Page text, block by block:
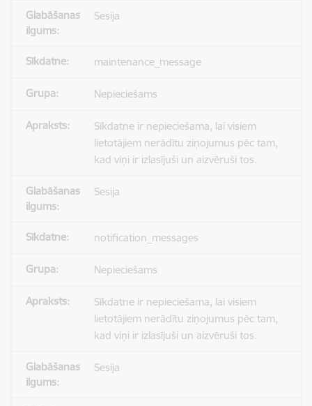
Sesija
maintenance_message
Nepieciešams
Sīkdatne ir nepieciešama, lai visiem
lietotājiem nerādītu ziņojumus pēc tam,
kad viņi ir izlasījuši un aizvēruši tos.
Sesija
notification_messages
Nepieciešams
Sīkdatne ir nepieciešama, lai visiem
lietotājiem nerādītu ziņojumus pēc tam,
kad viņi ir izlasījuši un aizvēruši tos.
Sesija